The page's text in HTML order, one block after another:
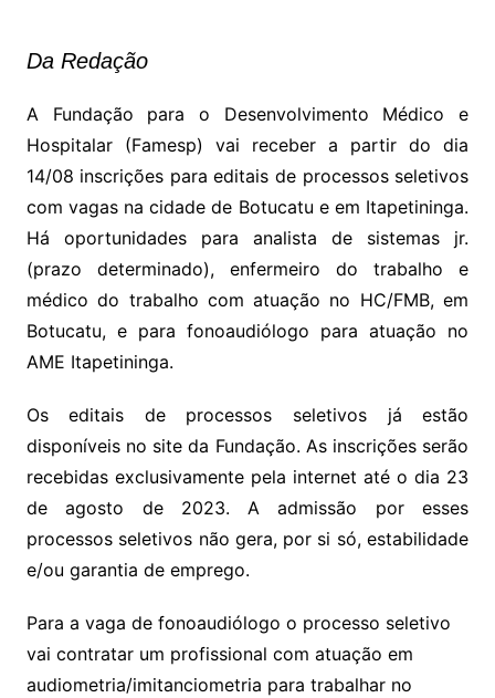
Da Redação
A Fundação para o Desenvolvimento Médico e
Hospitalar (Famesp) vai receber a partir do dia
14/08 inscrições para editais de processos seletivos
com vagas na cidade de Botucatu e em Itapetininga.
Há oportunidades para analista de sistemas jr.
(prazo determinado), enfermeiro do trabalho e
médico do trabalho com atuação no HC/FMB, em
Botucatu, e para fonoaudiólogo para atuação no
AME Itapetininga.
Os editais de processos seletivos já estão
disponíveis no site da Fundação. As inscrições serão
recebidas exclusivamente pela internet até o dia 23
de agosto de 2023. A admissão por esses
processos seletivos não gera, por si só, estabilidade
e/ou garantia de emprego.
Para a vaga de fonoaudiólogo o processo seletivo
vai contratar um profissional com atuação em
audiometria/imitanciometria para trabalhar no